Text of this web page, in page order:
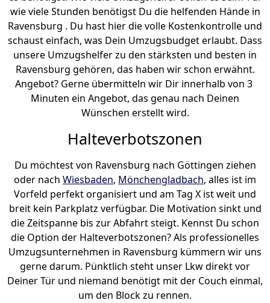
wie viele Stunden benötigst Du die helfenden Hände in
Ravensburg . Du hast hier die volle Kostenkontrolle und
schaust einfach, was Dein Umzugsbudget erlaubt. Dass
unsere Umzugshelfer zu den stärksten und besten in
Ravensburg gehören, das haben wir schon erwähnt.
Angebot? Gerne übermitteln wir Dir innerhalb von 3
Minuten ein Angebot, das genau nach Deinen
Wünschen erstellt wird.
Halteverbotszonen
Du möchtest von Ravensburg nach Göttingen ziehen
oder nach Wiesbaden, Mönchen­gladbach, alles ist im
Vorfeld perfekt organisiert und am Tag X ist weit und
breit kein Parkplatz verfügbar. Die Motivation sinkt und
die Zeitspanne bis zur Abfahrt steigt. Kennst Du schon
die Option der Halteverbotszonen? Als professionelles
Umzugsunternehmen in Ravensburg kümmern wir uns
gerne darum. Pünktlich steht unser Lkw direkt vor
Deiner Tür und niemand benötigt mit der Couch einmal,
um den Block zu rennen.